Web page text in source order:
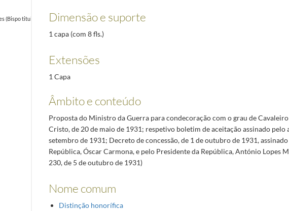
(Bispo titular de Madarsuma) 2009-04-30/2010-01-12
Dimensão e suporte
1 capa (com 8 fls.)
Extensões
1 Capa
Âmbito e conteúdo
Proposta do Ministro da Guerra para condecoração com o grau de
Cristo, de 20 de maio de 1931; respetivo boletim de aceitação assinado pelo
setembro de 1931; Decreto de concessão, de 1 de outubro de 1931,
República, Óscar Carmona, e pelo Presidente da República, António Lopes
230, de 5 de outubro de 1931)
Nome comum
Distinção honorífica